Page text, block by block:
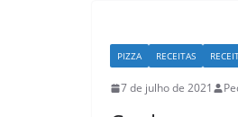
PIZZA RECEITAS
7 de julho de 2021